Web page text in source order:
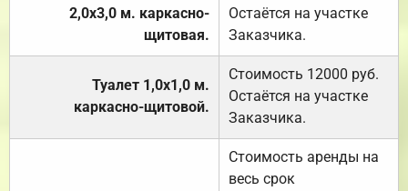
2,0х3,0 м. каркасно-
щитовая.
Остаётся на участке
Заказчика.
Туалет 1,0х1,0 м.
каркасно-щитовой.
Стоимость 12000 руб.
Остаётся на участке
Заказчика.
Стоимость аренды на
весь срок